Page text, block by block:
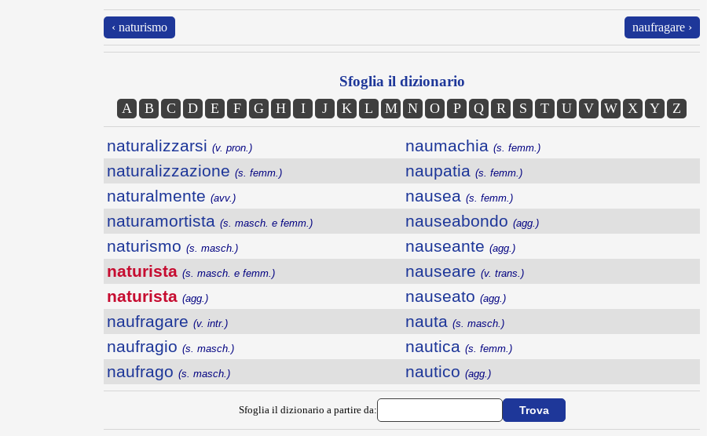
‹ naturismo naufragare ›
Sfoglia il dizionario
A B C D E F G H I J K L M N O P Q R S T U V W X Y Z
naturalizzarsi (v. pron.)
naturalizzazione (s. femm.)
naturalmente (avv.)
naturamortista (s. masch. e femm.)
naturismo (s. masch.)
naturista (s. masch. e femm.)
naturista (agg.)
naufragare (v. intr.)
naufragio (s. masch.)
naufrago (s. masch.)
naumachia (s. femm.)
naupatia (s. femm.)
nausea (s. femm.)
nauseabondo (agg.)
nauseante (agg.)
nauseare (v. trans.)
nauseato (agg.)
nauta (s. masch.)
nautica (s. femm.)
nautico (agg.)
Sfoglia il dizionario a partire da: